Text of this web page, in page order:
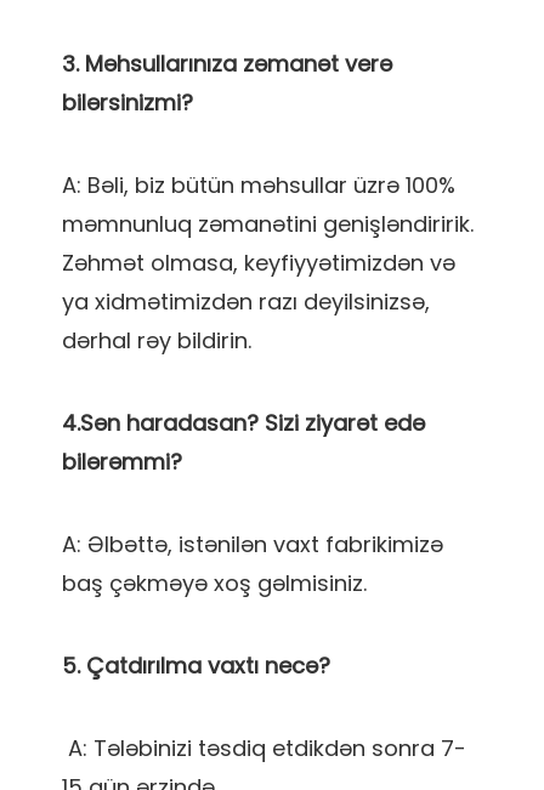
3. Məhsullarınıza zəmanət verə
A: Bəli, biz bütün məhsullar üzrə 100%
məmnunluq zəmanətini genişləndiririk.
Zəhmət olmasa, keyfiyyətimizdən və
ya xidmətimizdən razı deyilsinizsə,
4.Sən haradasan? Sizi ziyarət edə
A: Əlbəttə, istənilən vaxt fabrikimizə
A: Tələbinizi təsdiq etdikdən sonra 7-